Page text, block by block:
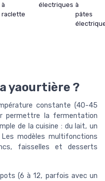
à
raclette
électriques à
pâtes
yaourtière ?
constante (40-45
permettre la fermentation
de la cuisine : du lait, un
modèles multifonctions
faisselles et desserts
(6 à 12, parfois avec un